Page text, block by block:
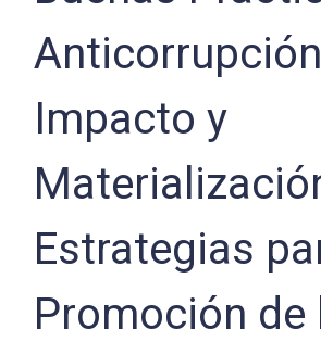
Impacto y
Estrategias
Promoción de